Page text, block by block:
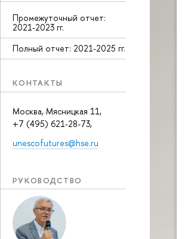
Промежуточный отчет:
2021-2023 гг.
Полный отчет: 2021-2025 гг.
КОНТАКТЫ
Москва, Мясницкая 11,
+7 (495) 621-28-73,
unescofutures@hse.ru
РУКОВОДСТВО